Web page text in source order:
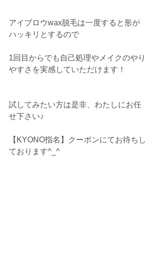
アイブロウwax脱毛は一度すると形が
ハッキリとするので
1回目からでも自己処理やメイクのやり
やすさを実感していただけます！
試してみたい方は是非、わたしにお任
せ下さい♪
【KYONO指名】クーポンにてお待ちし
ております^_^